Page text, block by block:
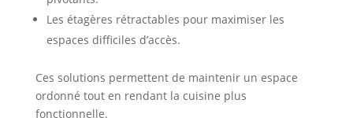
Les étagères rétractables pour maximiser les
espaces difficiles d’accès.
Ces solutions permettent de maintenir un espace
ordonné tout en rendant la cuisine plus
fonctionnelle.